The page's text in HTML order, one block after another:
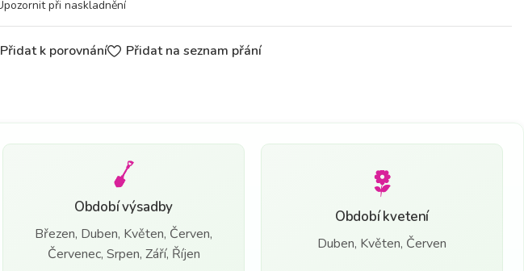
Přidat k porovnání Přidat na seznam přání
Období výsadby
Březen, Duben, Květen, Červen,
Červenec, Srpen, Září, Říjen
Období kvetení
Duben, Květen, Červen